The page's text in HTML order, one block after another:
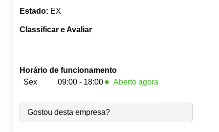
Estado: EX
Classificar e Avaliar
Horário de funcionamento
Sex
09:00 - 18:00 ● Aberto agora
Seg: 09:00-18:00
Ter:
09:00-18:00
Qua:
09:00-18:00
Gostou desta empresa?